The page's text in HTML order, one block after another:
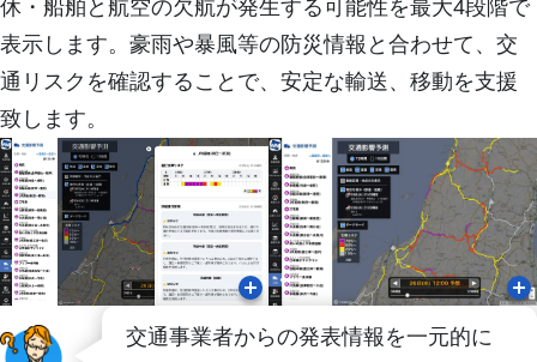
象
ン
象
小型
象
気象
休・船舶と航空の欠航が発生する可能性を最大4段階で
表示します。豪雨や暴風等の防災情報と合わせて、交
通リスクを確認することで、安定な輸送、移動を支援
致します。
交通事業者からの発表情報を一元的に